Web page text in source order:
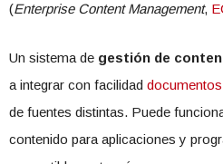
(Enterprise Content Management,
Un sistema de gestión de
a integrar con facilidad documentos
de fuentes distintas. Puede
contenido para aplicaciones y